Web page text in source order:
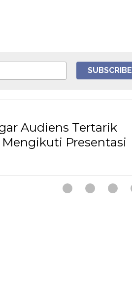
SUBSCRIBE
Audiens Tertarik
Presentasi